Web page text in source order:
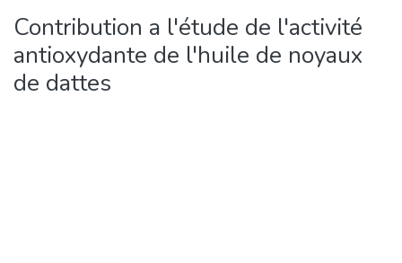
Contribution a l'étude de l'activité
antioxydante de l'huile de noyaux
de dattes